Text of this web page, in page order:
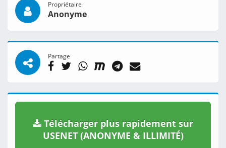
Propriétaire
Anonyme
Partage
Télécharger plus rapidement sur
USENET (ANONYME & ILLIMITÉ)